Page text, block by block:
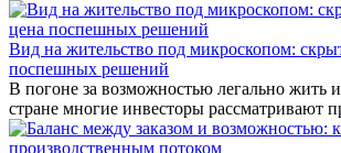
Вид на жительство под микроскопом:
поспешных решений
В погоне за возможностью легально жить
стране многие инвесторы рассматривают